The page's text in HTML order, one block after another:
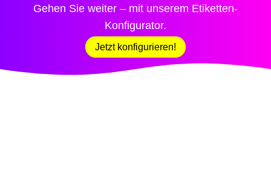
Gehen Sie weiter – mit unserem Etiketten-
Konfigurator.
Jetzt konfigurieren!